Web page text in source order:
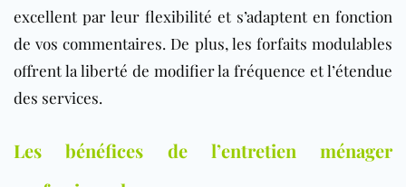
excellent par leur flexibilité et s’adaptent en fonction
de vos commentaires. De plus, les forfaits modulables
offrent la liberté de modifier la fréquence et l’étendue
des services.
Les bénéfices de l’entretien ménager